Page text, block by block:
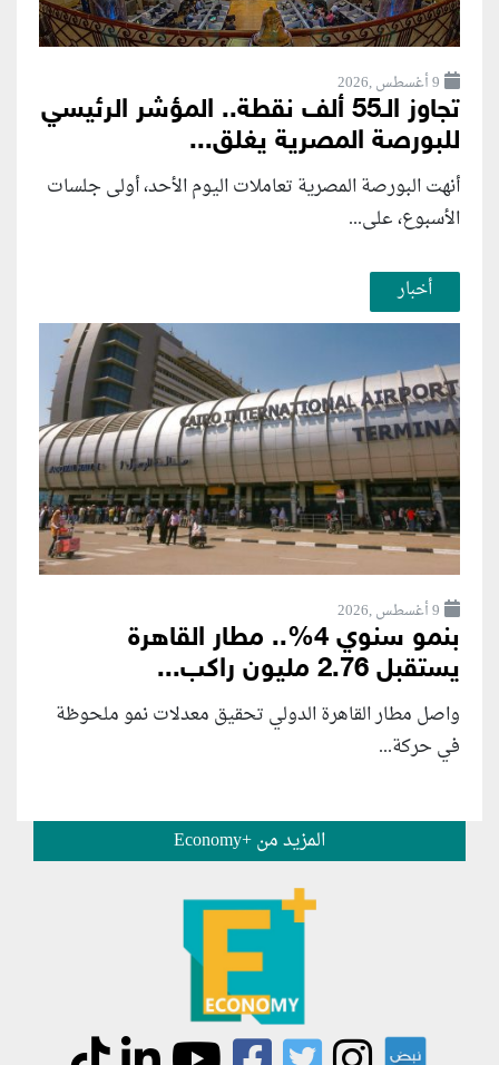
9 أغسطس ,2026
تجاوز الـ55 ألف نقطة.. المؤشر الرئيسي
للبورصة المصرية يغلق...
أنهت البورصة المصرية تعاملات اليوم الأحد، أولى جلسات
الأسبوع، على...
أخبار
9 أغسطس ,2026
بنمو سنوي 4%.. مطار القاهرة
يستقبل 2.76 مليون راكب...
واصل مطار القاهرة الدولي تحقيق معدلات نمو ملحوظة
في حركة...
المزيد من +Economy